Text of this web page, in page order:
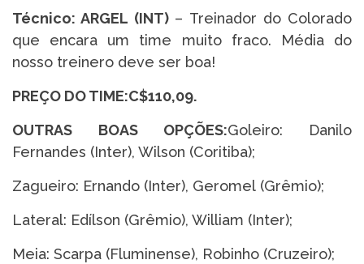
Técnico: ARGEL (INT) – Treinador do Colorado
que encara um time muito fraco. Média do
nosso treinero deve ser boa!
PREÇO DO TIME:C$110,09.
OUTRAS BOAS OPÇÕES:Goleiro:
Danilo
Fernandes (Inter), Wilson (Coritiba);
Zagueiro: Ernando (Inter), Geromel (Grêmio);
Lateral: Edílson (Grêmio), William (Inter);
Meia: Scarpa (Fluminense), Robinho (Cruzeiro);